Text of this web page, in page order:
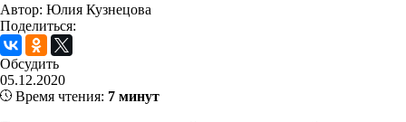
Автор: Юлия Кузнецова
Поделиться:
Обсудить
05.12.2020
Время чтения: 7 минут